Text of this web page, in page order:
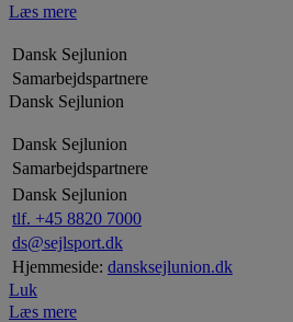
Læs mere
Dansk Sejlunion
Samarbejdspartnere
Dansk Sejlunion
Dansk Sejlunion
Samarbejdspartnere
Dansk Sejlunion
tlf. +45 8820 7000
ds@sejlsport.dk
Hjemmeside: dansksejlunion.dk
Luk
Læs mere